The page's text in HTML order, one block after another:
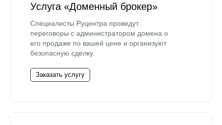
Услуга «Доменный брокер»
Специалисты Руцентра проведут
переговоры с администратором домена о
его продаже по вашей цене и организуют
безопасную сделку.
Заказать услугу